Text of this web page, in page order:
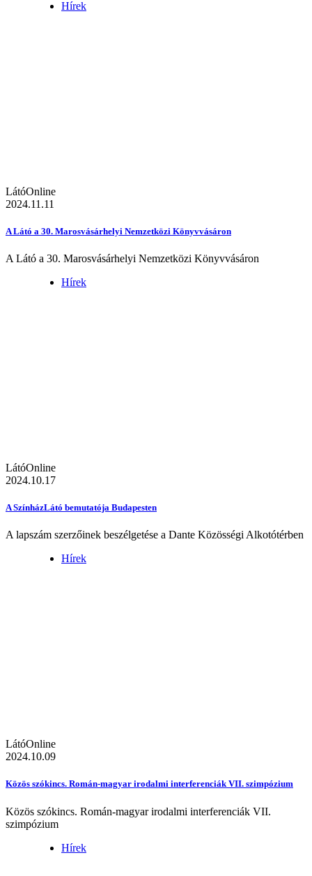
Hírek
LátóOnline
2024.11.11
A Látó a 30. Marosvásárhelyi Nemzetközi Könyvvásáron
A Látó a 30. Marosvásárhelyi Nemzetközi Könyvvásáron
Hírek
LátóOnline
2024.10.17
A SzínházLátó bemutatója Budapesten
A lapszám szerzőinek beszélgetése a Dante Közösségi Alkotótérben
Hírek
LátóOnline
2024.10.09
Közös szókincs. Román-magyar irodalmi interferenciák VII. szimpózium
Közös szókincs. Román-magyar irodalmi interferenciák VII.
szimpózium
Hírek